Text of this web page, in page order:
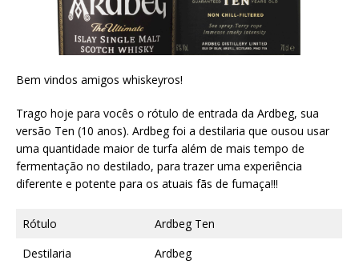
Bem vindos amigos whiskeyros!
Trago hoje para vocês o rótulo de entrada da Ardbeg, sua
versão Ten (10 anos). Ardbeg foi a destilaria que ousou usar
uma quantidade maior de turfa além de mais tempo de
fermentação no destilado, para trazer uma experiência
diferente e potente para os atuais fãs de fumaça!!!
Rótulo
Ardbeg Ten
Destilaria
Ardbeg